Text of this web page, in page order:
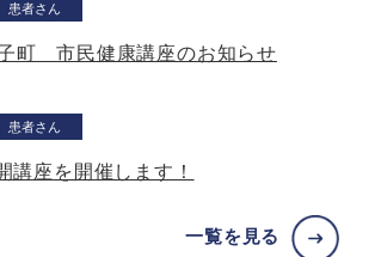
患者さん
町 市民健康講座のお知らせ
患者さん
講座を開催します！
一覧を見る